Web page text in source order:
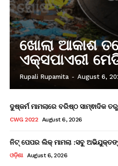
ଖୋଲା ଆକାଶ
ଏକ୍ସପାଏରୀ
Rupali Rupamita - August 6,
ଦୁଷ୍କର୍ମ ମାମଲାରେ ବରିଷ୍ଠ ସାମ୍ଵାଦିକ
CWG 2022 August 6, 2026
ନିଟ୍ ପେପର ଲିକ୍ ମାମଲା :ସବୁ
ଓଡ଼ିଶା August 6, 2026